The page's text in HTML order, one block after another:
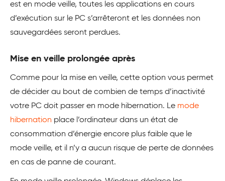
est en mode veille, toutes les applications en cours
d’exécution sur le PC s’arrêteront et les données non
sauvegardées seront perdues.
Mise en veille prolongée après
Comme pour la mise en veille, cette option vous permet
de décider au bout de combien de temps d’inactivité
votre PC doit passer en mode hibernation. Le mode
hibernation place l’ordinateur dans un état de
consommation d’énergie encore plus faible que le
mode veille, et il n’y a aucun risque de perte de données
en cas de panne de courant.